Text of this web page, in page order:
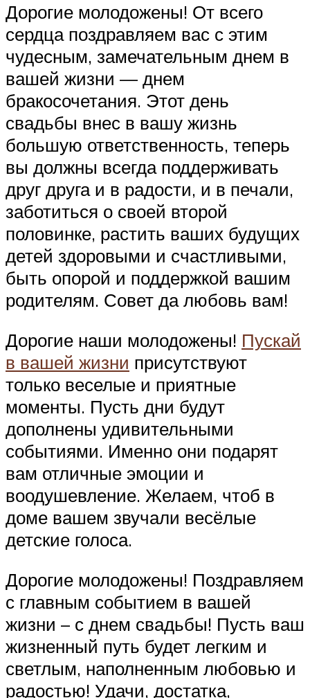
Дорогие молодожены! От всего
сердца поздравляем вас с этим
чудесным, замечательным днем в
вашей жизни — днем
бракосочетания. Этот день
свадьбы внес в вашу жизнь
большую ответственность, теперь
вы должны всегда поддерживать
друг друга и в радости, и в печали,
заботиться о своей второй
половинке, растить ваших будущих
детей здоровыми и счастливыми,
быть опорой и поддержкой вашим
родителям. Совет да любовь вам!
Дорогие наши молодожены! Пускай
в вашей жизни присутствуют
только веселые и приятные
моменты. Пусть дни будут
дополнены удивительными
событиями. Именно они подарят
вам отличные эмоции и
воодушевление. Желаем, чтоб в
доме вашем звучали весёлые
детские голоса.
Дорогие молодожены! Поздравляем
с главным событием в вашей
жизни – с днем свадьбы! Пусть ваш
жизненный путь будет легким и
светлым, наполненным любовью и
радостью! Удачи, достатка,